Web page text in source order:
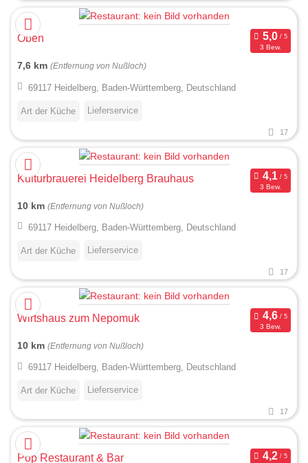
Oben
3 Bew.
7,6 km (Entfernung von Nußloch)
69117 Heidelberg, Baden-Württemberg, Deutschland
Art der Küche Lieferservice
17
Kulturbrauerei Heidelberg Brauhaus
3 Bew.
10 km (Entfernung von Nußloch)
69117 Heidelberg, Baden-Württemberg, Deutschland
Art der Küche Lieferservice
17
Wirtshaus zum Nepomuk
3 Bew.
10 km (Entfernung von Nußloch)
69117 Heidelberg, Baden-Württemberg, Deutschland
Art der Küche Lieferservice
17
Pop Restaurant & Bar